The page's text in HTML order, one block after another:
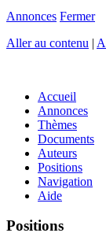
Annonces Fermer
Aller au contenu |
Accueil
Annonces
Thèmes
Documents
Auteurs
Positions
Navigation
Aide
Positions